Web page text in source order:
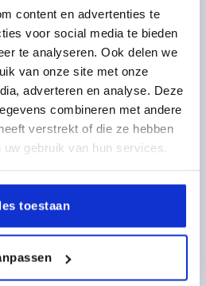
content en advertenties te
voor social media te bieden
te analyseren. Ook delen we
van onze site met onze
adverteren en analyse. Deze
combineren met andere
verstrekt of die ze hebben
gebruik van hun services.
toestaan
D=8,5
LENGTH=208
B=30 H=48,1